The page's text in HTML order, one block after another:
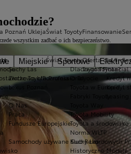
Miejskie Sportowe
Toyota Professional
Poznań Ukleja
Suchy Las
Złotkowo k/Poznania
Lexus Poznań
O Nas
Praca
Fundusze Europejskie
Samochody używane Suchy Las
Świat Toyoty
Świat Toyoty
Dlaczego Toyota?
O Toyocie
Toyota w Europie
Toyota Mobility
Toyota a środowisko
Norma WLTP
Klub Rekordowych
Historyczne Modele
Finansowanie
Oferta dla firm
Toyota Financial
Kredyt
Kredyt
wszystkim zadbać o ich bezpieczeństwo.